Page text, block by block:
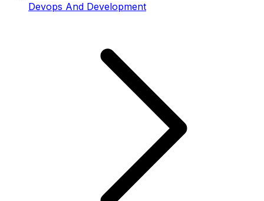
Devops And Development